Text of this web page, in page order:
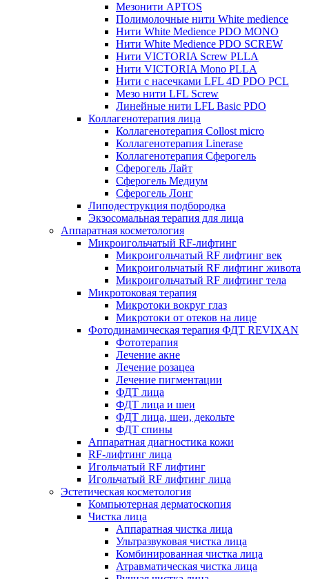
Мезонити APTOS
Полимолочные нити White medience
Нити White Medience PDO MONO
Нити White Medience PDO SCREW
Нити VICTORIA Screw PLLA
Нити VICTORIA Mono PLLA
Нити с насечками LFL 4D PDO PCL
Мезо нити LFL Screw
Линейные нити LFL Basic PDO
Коллагенотерапия лица
Коллагенотерапия Collost micro
Коллагенотерапия Linerase
Коллагенотерапия Сферогель
Сферогель Лайт
Сферогель Медиум
Сферогель Лонг
Липодеструкция подбородка
Экзосомальная терапия для лица
Аппаратная косметология
Микроигольчатый RF-лифтинг
Микроигольчатый RF лифтинг век
Микроигольчатый RF лифтинг живота
Микроигольчатый RF лифтинг тела
Микротоковая терапия
Микротоки вокруг глаз
Микротоки от отеков на лице
Фотодинамическая терапия ФДТ REVIXAN
Фототерапия
Лечение акне
Лечение розацеа
Лечение пигментации
ФДТ лица
ФДТ лица и шеи
ФДТ лица, шеи, декольте
ФДТ спины
Аппаратная диагностика кожи
RF-лифтинг лица
Игольчатый RF лифтинг
Игольчатый RF лифтинг лица
Эстетическая косметология
Компьютерная дерматоскопия
Чистка лица
Аппаратная чистка лица
Ультразвуковая чистка лица
Комбинированная чистка лица
Атравматическая чистка лица